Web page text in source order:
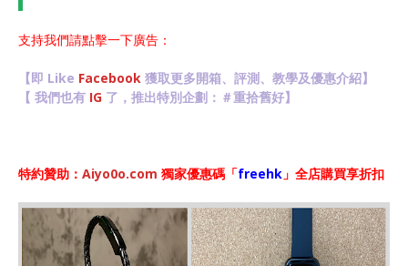
支持我們請點擊一下廣告：
【即 Like Facebook 獲取更多開箱、評測、教學及優惠介紹】
【 我們也有 IG 了，推出特別企劃：＃重拾舊好】
特約贊助： Aiyo0o.com 獨家優惠碼「freehk 」全店購買享折扣